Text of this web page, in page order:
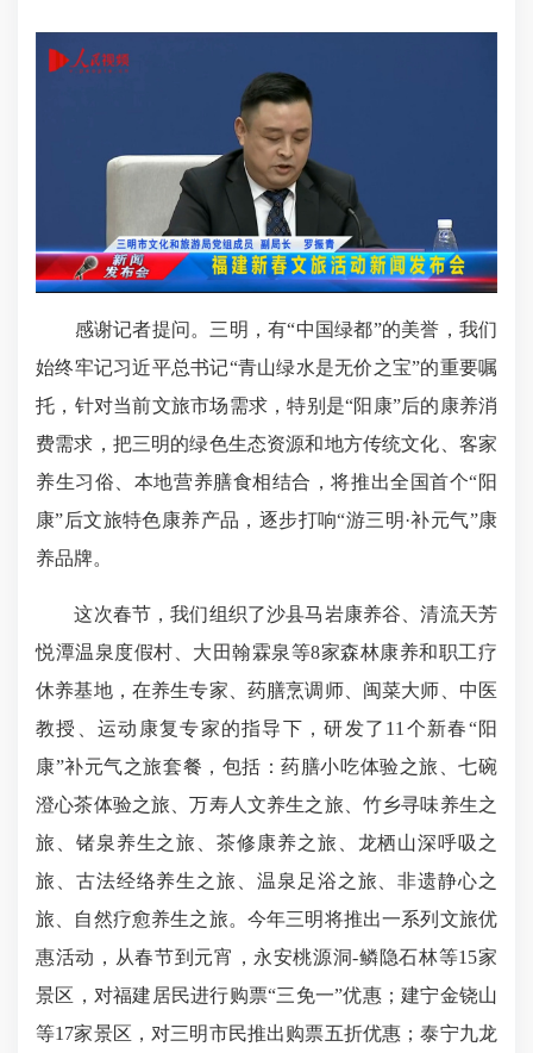
感谢记者提问。三明，有“中国绿都”的美誉，我们
始终牢记习近平总书记“青山绿水是无价之宝”的重要嘱
托，针对当前文旅市场需求，特别是“阳康”后的康养消
费需求，把三明的绿色生态资源和地方传统文化、客家
养生习俗、本地营养膳食相结合，将推出全国首个“阳
康”后文旅特色康养产品，逐步打响“游三明·补元气”康
养品牌。
这次春节，我们组织了沙县马岩康养谷、清流天芳
悦潭温泉度假村、大田翰霖泉等8家森林康养和职工疗
休养基地，在养生专家、药膳烹调师、闽菜大师、中医
教授、运动康复专家的指导下，研发了11个新春“阳
康”补元气之旅套餐，包括：药膳小吃体验之旅、七碗
澄心茶体验之旅、万寿人文养生之旅、竹乡寻味养生之
旅、锗泉养生之旅、茶修康养之旅、龙栖山深呼吸之
旅、古法经络养生之旅、温泉足浴之旅、非遗静心之
旅、自然疗愈养生之旅。今年三明将推出一系列文旅优
惠活动，从春节到元宵，永安桃源洞-鳞隐石林等15家
景区，对福建居民进行购票“三免一”优惠；建宁金铙山
等17家景区，对三明市民推出购票五折优惠；泰宁九龙